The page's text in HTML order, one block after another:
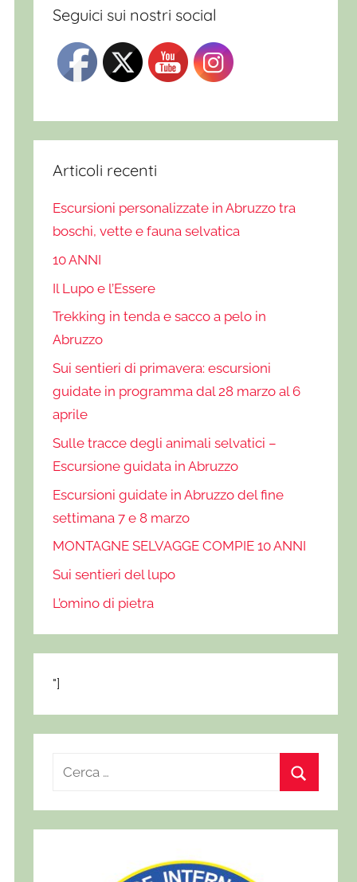
Seguici sui nostri social
Articoli recenti
Escursioni personalizzate in Abruzzo tra
boschi, vette e fauna selvatica
10 ANNI
Il Lupo e l’Essere
Trekking in tenda e sacco a pelo in
Abruzzo
Sui sentieri di primavera: escursioni
guidate in programma dal 28 marzo al 6
aprile
Sulle tracce degli animali selvatici –
Escursione guidata in Abruzzo
Escursioni guidate in Abruzzo del fine
settimana 7 e 8 marzo
MONTAGNE SELVAGGE COMPIE 10 ANNI
Sui sentieri del lupo
L’omino di pietra
"]
c
e